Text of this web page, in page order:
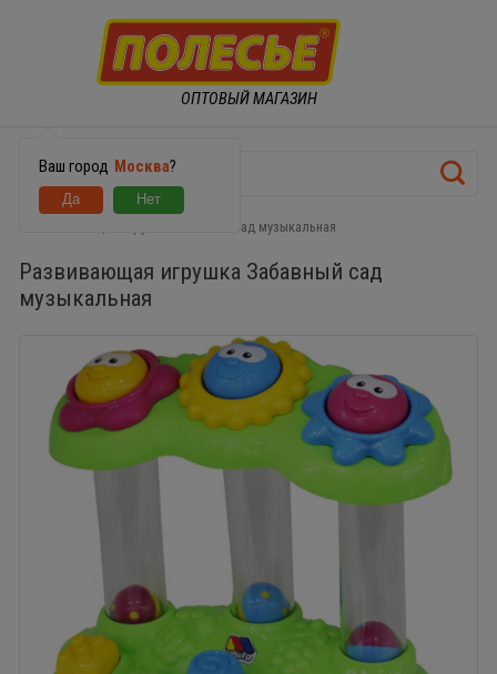
ОПТОВЫЙ МАГАЗИН
Ваш город Москва?
Развивающая игрушка Забавный сад музыкальная
Развивающая игрушка Забавный сад
музыкальная